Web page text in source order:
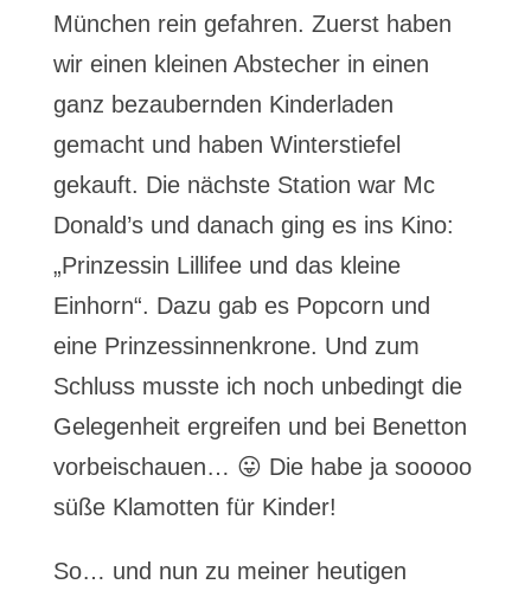
München rein gefahren. Zuerst haben
wir einen kleinen Abstecher in einen
ganz bezaubernden Kinderladen
gemacht und haben Winterstiefel
gekauft. Die nächste Station war Mc
Donald’s und danach ging es ins Kino:
„Prinzessin Lillifee und das kleine
Einhorn“. Dazu gab es Popcorn und
eine Prinzessinnenkrone. Und zum
Schluss musste ich noch unbedingt die
Gelegenheit ergreifen und bei Benetton
vorbeischauen… 😛 Die habe ja sooooo
süße Klamotten für Kinder!
So… und nun zu meiner heutigen